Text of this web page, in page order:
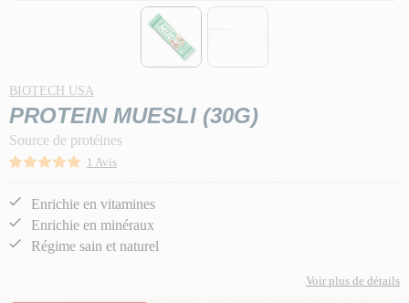
BIOTECH USA
PROTEIN MUESLI (30G)
Source de protéines
1 Avis
Enrichie en vitamines
Enrichie en minéraux
Régime sain et naturel
Voir plus de détails